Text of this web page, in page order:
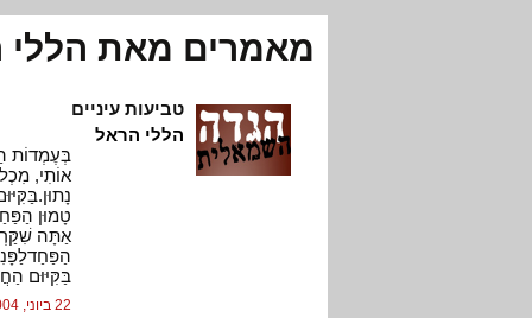
מאמרים מאת הללי
טביעות עיניים
הללי הראל
בְּעֶמְדוֹת
אוֹתִי,
טָמוּן
אַתָּה
בַּקִּיּוּם
22 ביוני, 2004